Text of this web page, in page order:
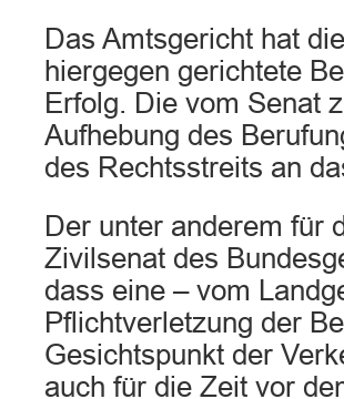
Das Amtsgericht hat
hiergegen gerichtete
Erfolg. Die vom Senat
Aufhebung des
des Rechtsstreits an
Der unter anderem für
Zivilsenat des
dass eine – vom
Pflichtverletzung der
Gesichtspunkt der
auch für die Zeit vor